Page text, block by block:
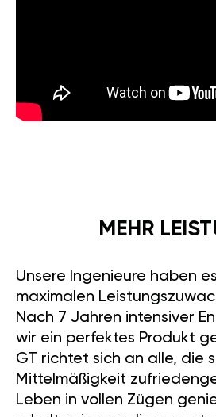
MEHR
Unsere Ingenieure haben
maximalen
Nach 7 Jahren intensiver
wir ein perfektes Produkt
GT richtet sich an alle, die
Mittelmäßigkeit
Leben in vollen Zügen